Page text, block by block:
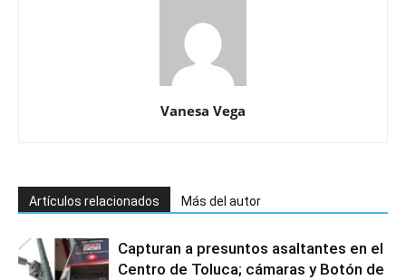
Vanesa Vega
Artículos relacionados Más del autor
Capturan a presuntos asaltantes en el
Centro de Toluca; cámaras y Botón de